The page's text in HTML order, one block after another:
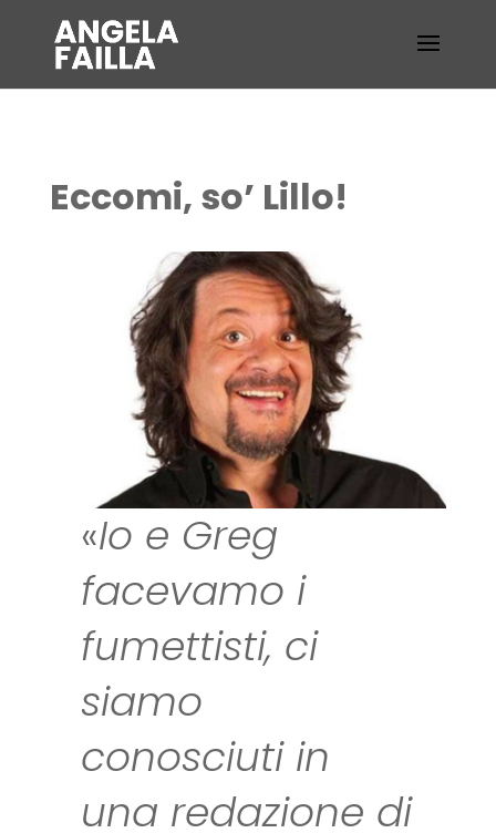
Eccomi, so’ Lillo!
«Io e Greg
facevamo i
fumettisti, ci
siamo
conosciuti in
una redazione di